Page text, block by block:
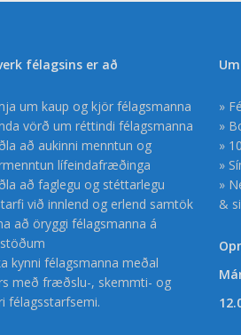
félagsins er að
um kaup og kjör félagsmanna
vörð um réttindi félagsmanna
að aukinni menntun og
lífeindafræðinga
að faglegu og stéttarlegu
við innlend og erlend samtök
að öryggi félagsmanna á
kynni félagsmanna meðal
með fræðslu-, skemmti- og
félagsstarfsemi.
»
»
»
»
»
&